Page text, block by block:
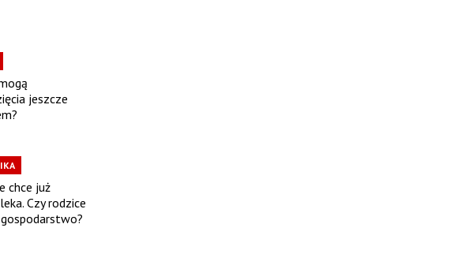
jeszcze
chce już
Czy rodzice